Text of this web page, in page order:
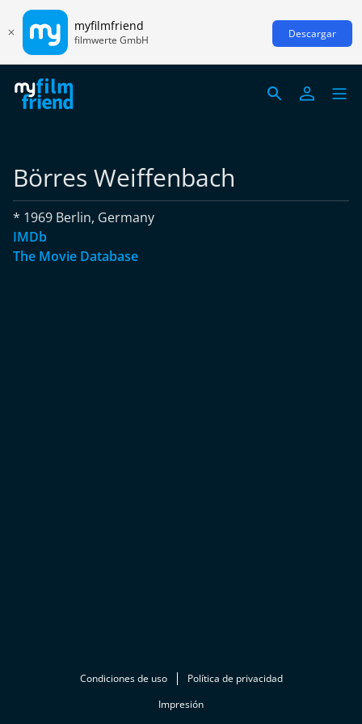
myfilmfriend
filmwerte GmbH Descargar
Börres Weiffenbach
* 1969 Berlin, Germany
IMDb
The Movie Database
Condiciones de uso
Política de privacidad
Impresión